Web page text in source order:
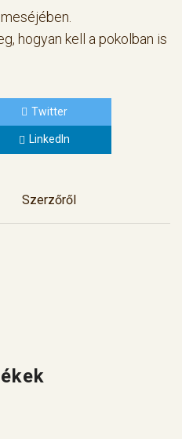
hogyan kell a pokolban is
Twitter
LinkedIn
Szerzőről